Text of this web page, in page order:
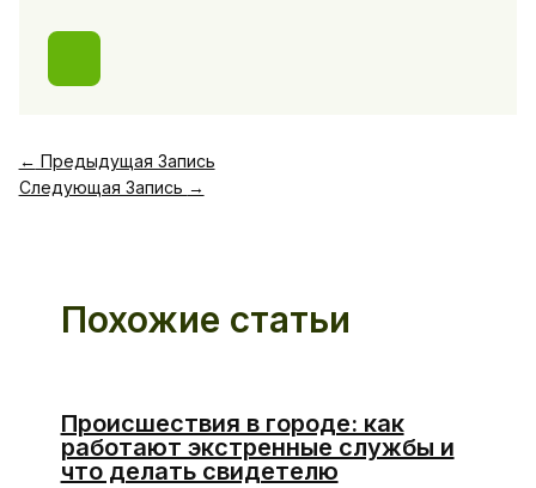
← Предыдущая Запись
Следующая Запись →
Похожие статьи
Происшествия в городе: как
работают экстренные службы и
что делать свидетелю